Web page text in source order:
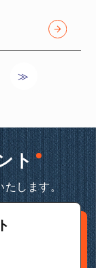
≫
ト
たします。